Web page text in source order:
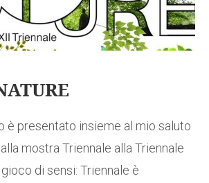
è presentato insieme al mio saluto
mostra Triennale alla Triennale
di sensi: Triennale è